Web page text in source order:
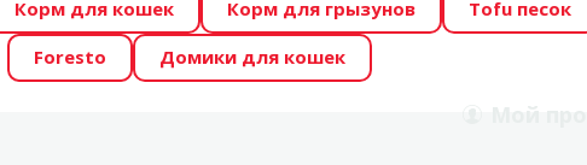
Zoo предлагает отличные цены на ТОП-овые корма! 🍖
“GADA ŪSAIŅI”! Возможно Твой питомец станет звездой
Корм для кошек Корм для грызунов
Tofu песок
Foresto
Домики для кошек